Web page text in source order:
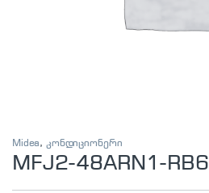
Midea,კონდიციონერი
MFJ2-48ARN1-RB6